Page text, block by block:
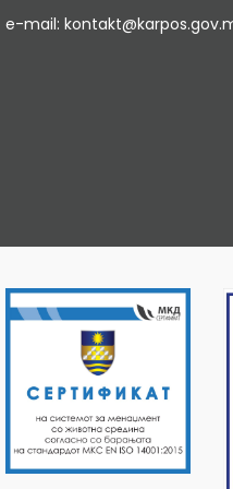
e-mail: